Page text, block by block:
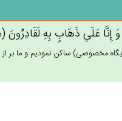
عَلَي‌ ذَهَاب‌ٍ بِه‌ِ لَقَادِرُون‌َ
مخصوصى) ساكن نموديم و ما بر از